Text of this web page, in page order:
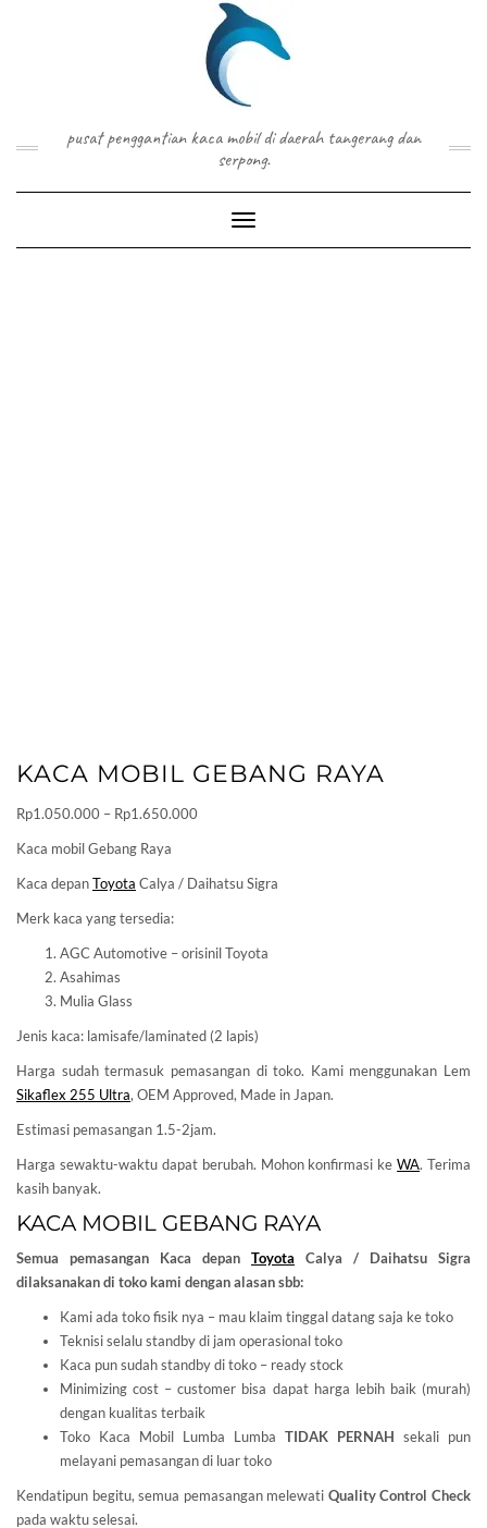
pusat penggantian kaca mobil di daerah tangerang dan
serpong.
Toggle Navigation
KACA MOBIL GEBANG RAYA
Rp1.050.000 – Rp1.650.000
through
Kaca mobil Gebang Raya
Kaca depanToyota Calya / Daihatsu Sigra
Merk kaca yang tersedia:
AGC Automotive – orisinil Toyota
Asahimas
Mulia Glass
Jenis kaca: lamisafe/laminated (2 lapis)
Harga sudah termasuk pemasangan di toko. Kami menggunakan Lem
Sikaflex 255 Ultra, OEM Approved, Made in Japan.
Estimasi pemasangan 1.5-2jam.
Harga sewaktu-waktu dapat berubah. Mohon konfirmasi keWA. Terima
kasih banyak.
KACA MOBIL GEBANG RAYA
Semua pemasangan Kaca depan Toyota Calya / Daihatsu Sigra
dilaksanakan di toko kami dengan alasan sbb:
Kami ada toko fisik nya – mau klaim tinggal datang saja ke toko
Teknisi selalu standby di jam operasional toko
Kaca pun sudah standby di toko – ready stock
Minimizing cost – customer bisa dapat harga lebih baik (murah)
dengan kualitas terbaik
Toko Kaca Mobil Lumba Lumba TIDAK PERNAH sekali pun
melayani pemasangan di luar toko
Kendatipun begitu, semua pemasangan melewati Quality Control Check
pada waktu selesai.